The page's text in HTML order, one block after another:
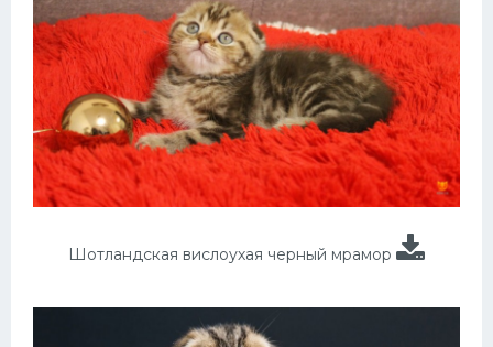
Шотландская вислоухая черный мрамор